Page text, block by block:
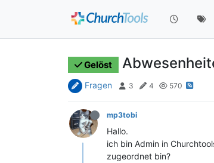
Gelöst
Fragen 3 4 570
mp3tobi
Hallo.
ich bin Admin in
zugeordnet bin?